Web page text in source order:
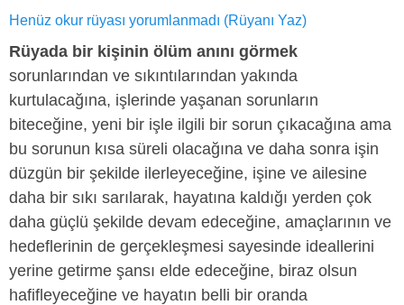
Henüz okur rüyası yorumlanmadı (Rüyanı Yaz)
Rüyada bir kişinin ölüm anını görmek
sorunlarından ve sıkıntılarından yakında
kurtulacağına, işlerinde yaşanan sorunların
biteceğine, yeni bir işle ilgili bir sorun çıkacağına ama
bu sorunun kısa süreli olacağına ve daha sonra işin
düzgün bir şekilde ilerleyeceğine, işine ve ailesine
daha bir sıkı sarılarak, hayatına kaldığı yerden çok
daha güçlü şekilde devam edeceğine, amaçlarının ve
hedeflerinin de gerçekleşmesi sayesinde ideallerini
yerine getirme şansı elde edeceğine, biraz olsun
hafifleyeceğine ve hayatın belli bir oranda